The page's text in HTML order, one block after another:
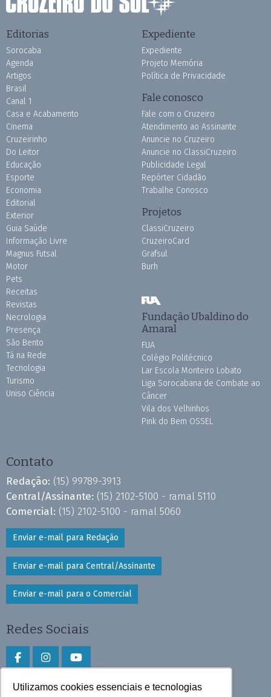
Utilizamos cookies essenciais e tecnologias
Editorias
Sorocaba
Agenda
Artigos
Brasil
Canal 1
Casa e Acabamento
Cinema
Cruzeirinho
Do Leitor
Educação
Esporte
Economia
Editorial
Exterior
Guia Saúde
Informação Livre
Magnus Futsal
Motor
Pets
Receitas
Revistas
Necrologia
Presença
São Bento
Tá na Rede
Tecnologia
Turismo
Uniso Ciência
Expediente
Expediente
Projeto Memória
Política de Privacidade
Fale conosco
Fale com o Cruzeiro
Atendimento ao Assinante
Anuncie no Cruzeiro
Anuncie no ClassiCruzeiro
Publicidade Legal
Repórter Cidadão
Trabalhe Conosco
Projetos
ClassiCruzeiro
CruzeiroCard
Grafsul
Burh
Fundação Ubaldino do
Amaral
FUA
Colégio Politécnico
Lar Escola Monteiro Lobato
Liga Sorocabana de Combate ao
Câncer
Vila dos Velhinhos
Pink do Bem OSSEL
Contato
Redação: (15) 99789-3913
Central/Assinante: (15) 2102-5100 - ramal 5110
Comercial: (15) 2102-5100 - ramal 5060
Enviar e-mail para Redação
Enviar e-mail para Central/Assinante
Enviar e-mail para o Comercial
Redes Sociais